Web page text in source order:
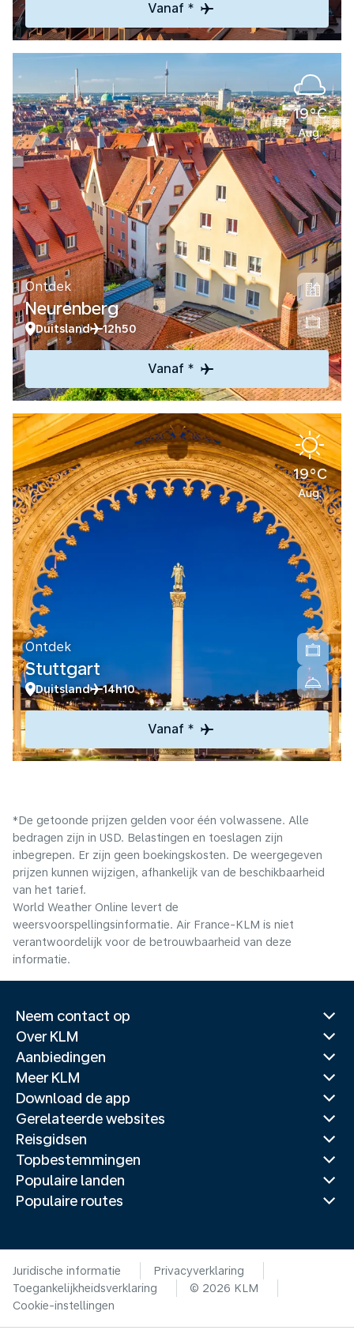
Vanaf *
19°C
Aug.
Ontdek
Neurenberg
Duitsland 12h50
Vanaf *
19°C
Aug.
Ontdek
Stuttgart
Duitsland 14h10
Vanaf *
*De getoonde prijzen gelden voor één volwassene. Alle
bedragen zijn in USD. Belastingen en toeslagen zijn
inbegrepen. Er zijn geen boekingskosten. De weergegeven
prijzen kunnen wijzigen, afhankelijk van de beschikbaarheid
van het tarief.
World Weather Online levert de
weersvoorspellingsinformatie. Air France-KLM is niet
verantwoordelijk voor de betrouwbaarheid van deze
informatie.
Neem contact op
Over KLM
Aanbiedingen
Meer KLM
Download de app
Gerelateerde websites
Reisgidsen
Topbestemmingen
Populaire landen
Populaire routes
Juridische informatie
Privacyverklaring
Toegankelijkheidsverklaring
© 2026 KLM
Cookie-instellingen